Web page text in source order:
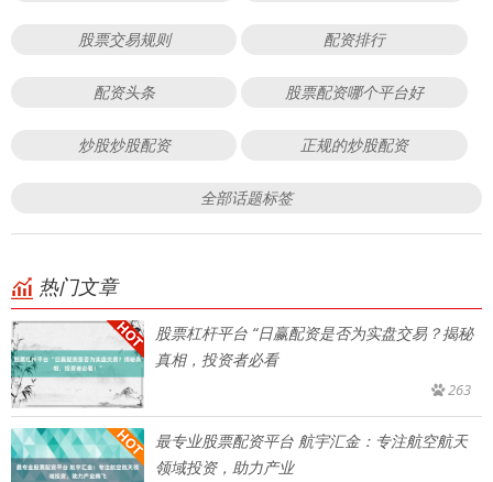
股票交易规则 配资排行
配资头条 股票配资哪个平台好
炒股炒股配资 正规的炒股配资
全部话题标签
热门文章
股票杠杆平台 “日赢配资是否为实盘交易？揭秘
真相，投资者必看
263
最专业股票配资平台 航宇汇金：专注航空航天
领域投资，助力产业